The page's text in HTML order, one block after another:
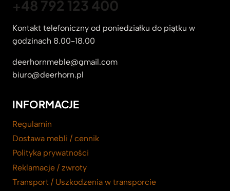
+48 792 123 400
Kontakt telefoniczny od poniedziałku do piątku w
godzinach 8.00-18.00
deerhornmeble@gmail.com
biuro@deerhorn.pl
INFORMACJE
Regulamin
Dostawa mebli / cennik
Polityka prywatności
Reklamacje / zwroty
Transport / Uszkodzenia w transporcie